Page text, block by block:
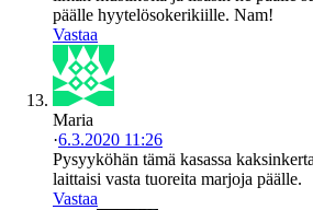
päälle hyytelösokerikiille. Nam!
Vastaa
Maria
·6.3.2020 11:26
Pysyyköhän tämä kasassa
laittaisi vasta tuoreita marjoja päälle.
Vastaa